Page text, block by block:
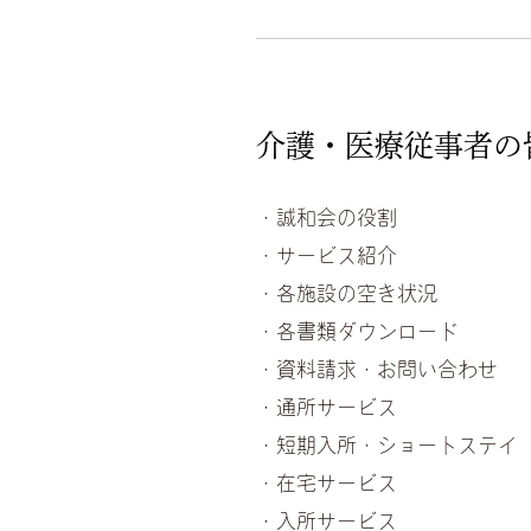
介護・医療従事者の
・誠和会の役割
・サービス紹介
・各施設の空き状況
・各書類ダウンロード
・資料請求・お問い合わせ
・通所サービス
・短期入所・ショートステイ
・在宅サービス
・入所サービス